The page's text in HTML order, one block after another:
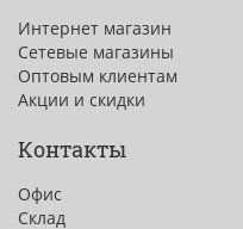
Интернет магазин
Сетевые магазины
Оптовым клиентам
Акции и скидки
Контакты
Офис
Склад